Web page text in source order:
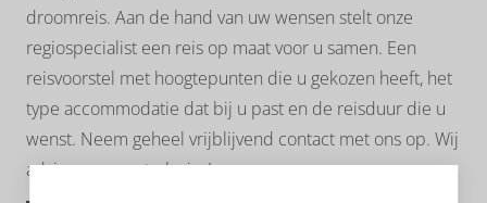
droomreis. Aan de hand van uw wensen stelt onze
regiospecialist een reis op maat voor u samen. Een
reisvoorstel met hoogtepunten die u gekozen heeft, het
type accommodatie dat bij u past en de reisduur die u
wenst. Neem geheel vrijblijvend contact met ons op. Wij
adviseren u met plezier!